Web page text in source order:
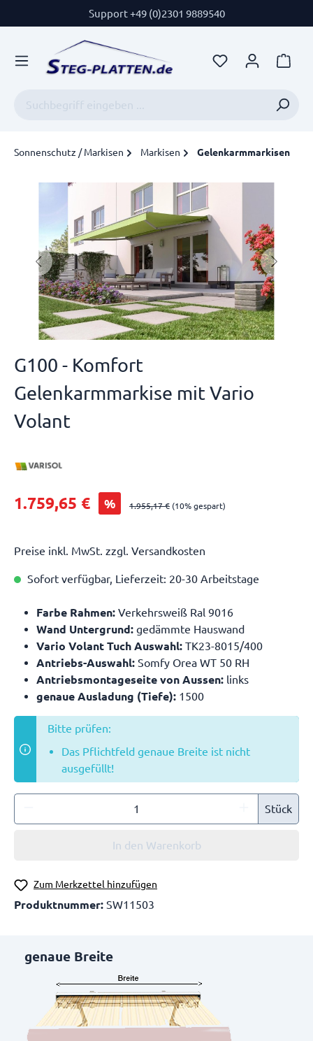
Support +49 (0)2301 9889540
Sonnenschutz / Markisen Markisen Gelenkarmmarkisen
G100 - Komfort
Gelenkarmmarkise mit Vario
Volant
1.759,65 € % 1.955,17 € (10% gespart)
Preise inkl. MwSt. zzgl. Versandkosten
Sofort verfügbar, Lieferzeit: 20-30 Arbeitstage
Farbe Rahmen: Verkehrsweiß Ral 9016
Wand Untergrund: gedämmte Hauswand
Vario Volant Tuch Auswahl: TK23-8015/400
Antriebs-Auswahl: Somfy Orea WT 50 RH
Antriebsmontageseite von Aussen: links
genaue Ausladung (Tiefe): 1500
Bitte prüfen:
Das Pflichtfeld genaue Breite ist nicht
ausgefüllt!
Stück
In den Warenkorb
Zum Merkzettel hinzufügen
Produktnummer: SW11503
genaue Breite